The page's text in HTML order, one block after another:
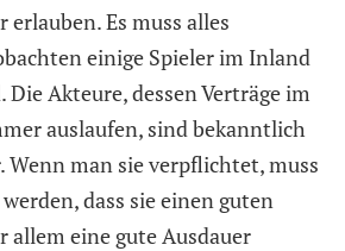
Es muss alles
einige Spieler im Inland
Die Akteure, dessen Verträge im
auslaufen, sind bekanntlich
Wenn man sie verpflichtet, muss
dass sie einen guten
allem eine gute Ausdauer